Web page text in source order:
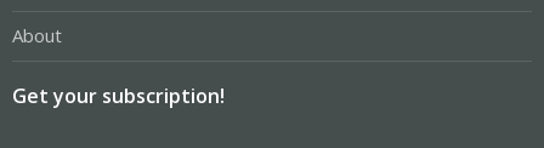
About
Get your subscription!